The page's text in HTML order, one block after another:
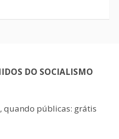
DO SOCIALISMO
quando públicas: grátis